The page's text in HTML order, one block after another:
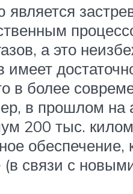
является
а это
имеет
в более
в прошлом на
200 тыс.
обеспечение,
связи с